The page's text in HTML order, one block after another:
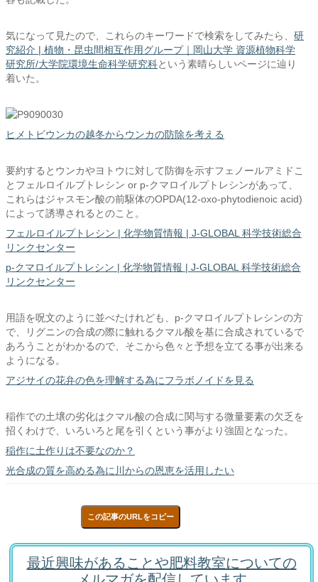
気になって見たので、これらのキーワードで検索をしてみたら、 研
究紹介 | 植物・昆虫間相互作用グループ｜岡山大学 資源植物科学
研究所/大学院環境生命科学研究科という素晴らしいページに辿り
着いた。
ヒメトビウンカの越冬からウンカの防除を考える
要約するとウンカやヨトウに対して防御を示すフェノールアミドこ
とフェルロイルプトレシン or p-クマロイルプトレシンがあって、
これらはジャスモン酸の前駆体のOPDA(12-oxo-phytodienoic acid)
によって誘導されるとのこと。
フェルロイルプトレシン | 化学物質情報 | J-GLOBAL 科学技術総合
リンクセンター
p-クマロイルプトレシン | 化学物質情報 | J-GLOBAL 科学技術総合
リンクセンター
用語を呪文のように並べたけれども、p-クマロイルプトレシンの方
で、リグニンの合成の際に触れるクマル酸を基に合成されているで
あろうことがわかるので、そこから色々と予想を立てる事が出来る
ようになる。
アジサイの花弁の色を理解する為にフラボノイドを見る
稲作での土壌の劣化はクマル酸の合成に関与する微量要素の欠乏を
招くわけで、いろいろと尾を引くという事がより強固となった。
稲作に土作りは不要なのか？
光合成の質を高める為に川からの恩恵を活用したい
この記事のURLをコピー
最近興味があることや肥料教室についての